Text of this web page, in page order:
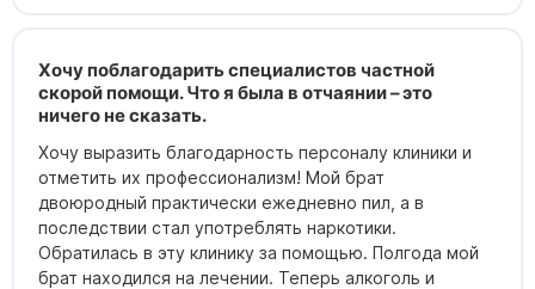
Хочу поблагодарить специалистов частной
скорой помощи. Что я была в отчаянии – это
ничего не сказать.
Хочу выразить благодарность персоналу клиники и
отметить их профессионализм! Мой брат
двоюродный практически ежедневно пил, а в
последствии стал употреблять наркотики.
Обратилась в эту клинику за помощью. Полгода мой
брат находился на лечении. Теперь алкоголь и